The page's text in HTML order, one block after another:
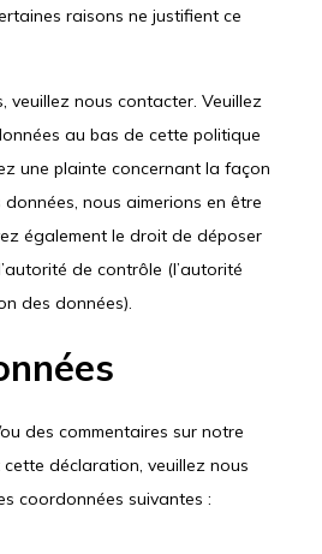
raisons ne justifient ce
veuillez nous contacter. Veuillez
au bas de cette politique
une plainte concernant la façon
nous aimerions en être
également le droit de déposer
de contrôle (l’autorité
des données).
des commentaires sur notre
déclaration, veuillez nous
coordonnées suivantes :